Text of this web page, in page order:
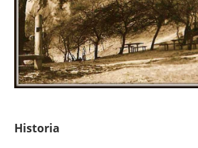
Historia